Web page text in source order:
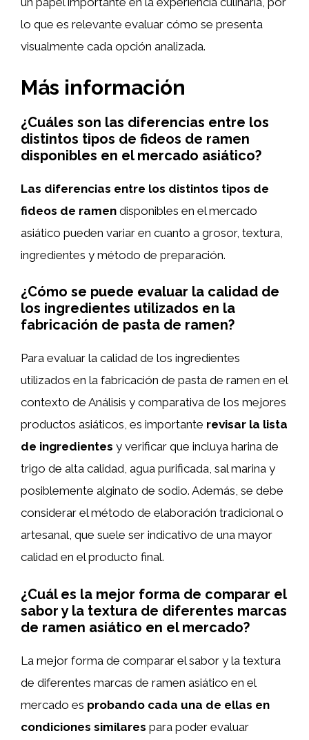
lo que es relevante evaluar cómo se presenta
visualmente cada opción analizada.
Más información
¿Cuáles son las diferencias entre los
distintos tipos de fideos de ramen
disponibles en el mercado asiático?
Las diferencias entre los distintos tipos de
fideos de ramen disponibles en el mercado
asiático pueden variar en cuanto a grosor, textura,
ingredientes y método de preparación.
¿Cómo se puede evaluar la calidad de
los ingredientes utilizados en la
fabricación de pasta de ramen?
Para evaluar la calidad de los ingredientes
utilizados en la fabricación de pasta de ramen en el
contexto de Análisis y comparativa de los mejores
productos asiáticos, es importante revisar la lista
de ingredientes y verificar que incluya harina de
trigo de alta calidad, agua purificada, sal marina y
posiblemente alginato de sodio. Además, se debe
considerar el método de elaboración tradicional o
artesanal, que suele ser indicativo de una mayor
calidad en el producto final.
¿Cuál es la mejor forma de comparar el
sabor y la textura de diferentes marcas
de ramen asiático en el mercado?
La mejor forma de comparar el sabor y la textura
de diferentes marcas de ramen asiático en el
mercado es probando cada una de ellas en
condiciones similares para poder evaluar